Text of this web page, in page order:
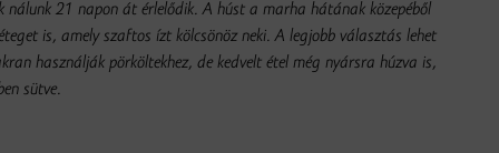
nálunk 21 napon át érlelődik. A húst a marha hátának közepéből
is, amely szaftos ízt kölcsönöz neki. A legjobb választás lehet
használják pörköltekhez, de kedvelt étel még nyársra húzva is,
sütve.